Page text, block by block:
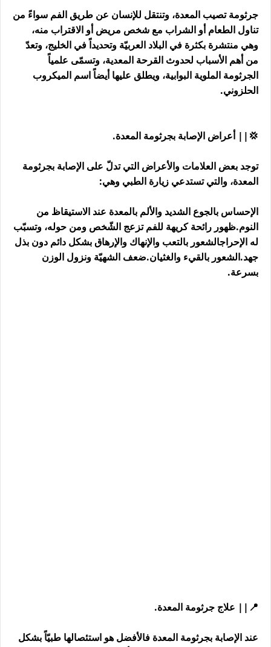
جرثومة تصيب المعدة، وتنتقل للإنسان عن طريق الفم سواءً من
تناول الطعام أو الشراب مع شخص مريض أو الاقتراب منه،
وهي منتشرة بكثرة في البلاد العربيّة وتحديداً في الخليج، وتعدّ
من أهم الأسباب لحدوث القرحة المعدية، وتسمّى علمياً
الجرثومة الملوية البوابية، ويطلق عليها أيضاً اسم الميكروب
الحلزوني.
💢|| أعراض الإصابة بجرثومة المعدة.
توجد بعض العلامات والأعراض التي تدلّ على الإصابة بجرثومة
المعدة، والتي تستدعي زيارة الطبي وهي:
الإحساس بالجوع الشديد والألم بالمعدة عند الاستيقاظ من
النوم.ظهور رائحة كريهة للفم تزعج الشّخص ومن حوله، وتسبّب
له الإحراجالشعور بالتعب والإنهاك والإرهاق بشكل دائم دون بذل
جهد.الشعور بالقيء والغثيان.ضعف الشهيّة ونزول الوزن
بسرعة.
📍|| علاج جرثومة المعدة.
عند الإصابة بجرثومة المعدة فالأفضل هو استئصالها طبيّاً بشكل